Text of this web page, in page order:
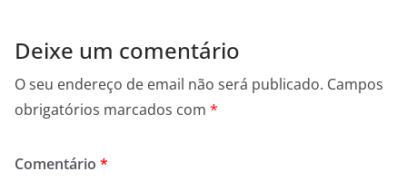
Deixe um comentário
O seu endereço de email não será publicado. Campos
obrigatórios marcados com *
Comentário *